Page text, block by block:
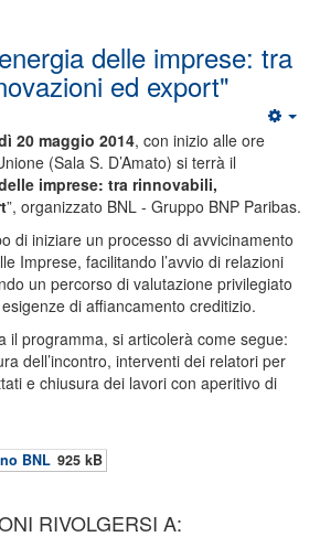
delle imprese: tra
ed export"
20 maggio 2014, con inizio alle ore
(Sala S. D’Amato) si terrà il
imprese: tra rinnovabili,
”, organizzato BNL - Gruppo BNP Paribas.
di iniziare un processo di avvicinamento
Imprese, facilitando l’avvio di relazioni
un percorso di valutazione privilegiato
di affiancamento creditizio.
il programma, si articolerà come segue:
dell’incontro, interventi dei relatori per
e chiusura dei lavori con aperitivo di
BNL 925 kB
RIVOLGERSI A: